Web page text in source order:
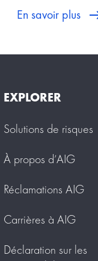
En savoir plus
EXPLORER
Solutions de risques
À propos d’AIG
Réclamations AIG
Carrières à AIG
Déclaration sur les